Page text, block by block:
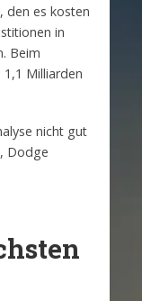
den es kosten
in
Beim
Milliarden
nicht gut
Dodge